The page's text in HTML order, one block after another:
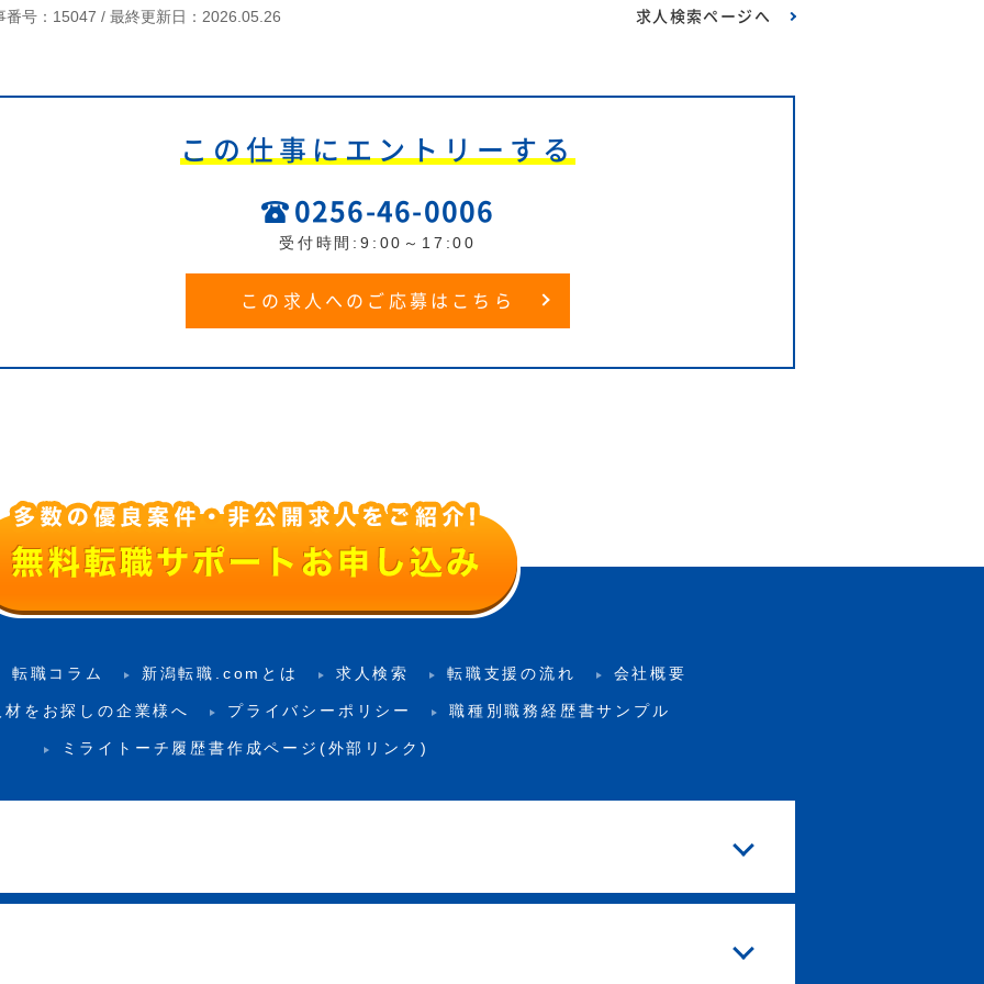
番号：15047 / 最終更新日：2026.05.26 求人検索ページへ
この仕事にエントリーする
0256-46-0006
受付時間:9:00～17:00
この求人へのご応募はこちら
転職コラム 新潟転職.comとは 求人検索 転職支援の流れ 会社概要
材をお探しの企業様へ プライバシーポリシー 職種別職務経歴書サンプル
ミライトーチ履歴書作成ページ(外部リンク)